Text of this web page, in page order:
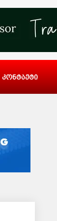
კონტაქტი